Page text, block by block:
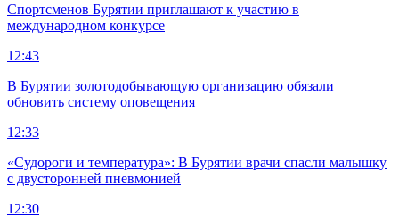
Спортсменов Бурятии приглашают к участию в
международном конкурсе
12:43
В Бурятии золотодобывающую организацию обязали
обновить систему оповещения
12:33
«Судороги и температура»: В Бурятии врачи спасли малышку
с двусторонней пневмонией
12:30